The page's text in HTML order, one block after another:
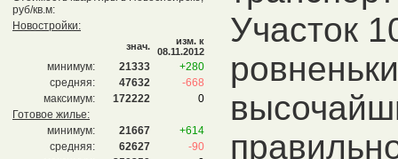
руб/кв.м:
Новостройки:
знач.
изм. к
08.11.2012
минимум: 21333
+280
средняя:
47632
-668
максимум:
172222
0
Готовое жилье:
минимум:
21667
+614
средняя:
62627
-90
Участок